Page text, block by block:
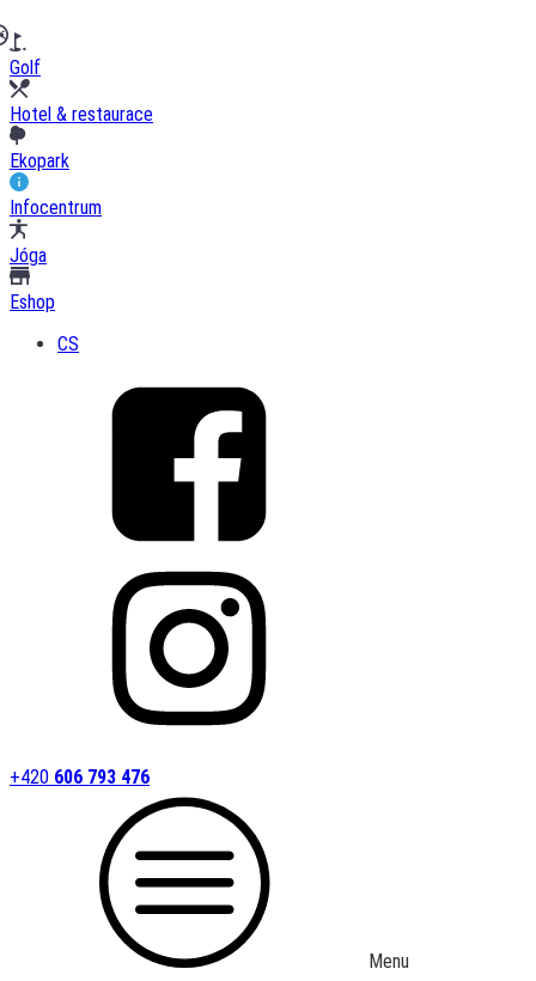
Golf
Hotel & restaurace
Ekopark
Infocentrum
Jóga
Eshop
CS
+420 606 793 476
Menu